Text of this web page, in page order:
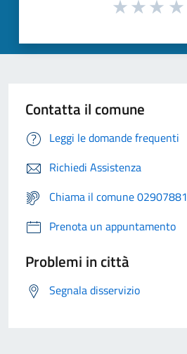
Contatta il comune
Leggi le domande frequenti
Richiedi Assistenza
Chiama il comune 02907881
Prenota un appuntamento
Problemi in città
Segnala disservizio